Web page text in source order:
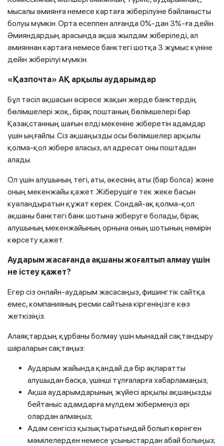
мысалы әмиянға немесе картаға жіберілуіне байланысты
болуы мүмкін. Орта есеппен алғанда 0%-дан 3%-ға дейін.
Әмияндардың арасында ақша жылдам жіберіледі, ал
әмияннан картаға немесе банктегі шотқа 3 жұмыс күніне
дейін жіберілуі мүмкін.
«Қазпочта» АҚ арқылы аударымдар
Бұл тәсіл ақшасын әсіресе жақын жерде банктердің
бөлімшелері жоқ, бірақ поштаның бөлімшелері бар
Қазақстанның шағын елді мекеніне жіберетін адамдар
үшін ыңғайлы. Сіз ақшаңызды осы бөлімшелер арқылы
қолма-қол жібере аласыз, ал адресат оны поштадан
алады.
Ол үшін алушының тегі, аты, әкесінің аты (бар болса) және
оның мекенжайы қажет. Жіберушіге тек жеке басын
куәландыратын құжат керек. Сондай-ақ қолма-қол
ақшаны банктегі банк шотына жіберуге болады, бірақ
алушының мекенжайының орнына оның шотының нөмірін
көрсету қажет.
Аударым жасағанда ақшаны жоғалтып алмау үшін
не істеу қажет?
Егер сіз онлайн-аударым жасасаңыз, фишингтік сайтқа
емес, компанияның ресми сайтына кіргеніңізге көз
жеткізіңіз.
Алаяқтардың құрбаны болмау үшін мынадай сақтандыру
шараларын сақтаңыз:
Аударым жайында қандай да бір ақпаратты
алушыдан басқа, үшінші тұлғаларға хабарламаңыз;
Ақша аударымдарының жүйесі арқылы ақшаңызды
бейтаныс адамдарға мүлдем жібермеңіз әрі
олардан алмаңыз;
Адам сенгісіз қызықтыратындай болып көрінген
мәмілелерден немесе ұсыныстардан абай болыңыз;